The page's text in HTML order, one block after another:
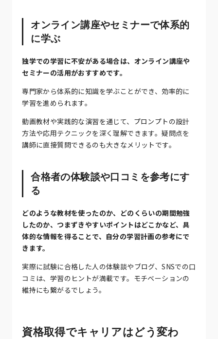
オンライン講座やセミナーで体系的
に学ぶ
独学での学習に不安がある場合は、オンライン講座や
セミナーの活用がおすすめです。
専門家から体系的に知識を学ぶことができ、効率的に
学習を進められます。
動画教材や実践的な演習を通じて、プロンプトの設計
方法や応用テクニックを深く理解できます。疑問点を
講師に直接質問できるのも大きなメリットです。
合格者の体験談や口コミを参考にす
る
どのような教材を使ったのか、どのくらいの期間勉強
したのか、つまずきやすいポイントはどこかなど、具
体的な情報を得ることで、自分の学習計画の参考にで
きます。
実際に試験に合格した人の体験談やブログ、SNSでの口
コミは、学習のヒントが満載です。モチベーションの
維持にも繋がるでしょう。
資格取得でキャリアはどう変わ